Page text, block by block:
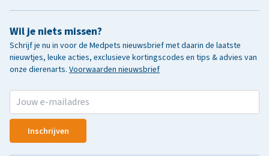
Wil je niets missen?
Schrijf je nu in voor de Medpets nieuwsbrief met daarin de laatste
nieuwtjes, leuke acties, exclusieve kortingscodes en tips & advies van
onze dierenarts. Voorwaarden nieuwsbrief
Inschrijven